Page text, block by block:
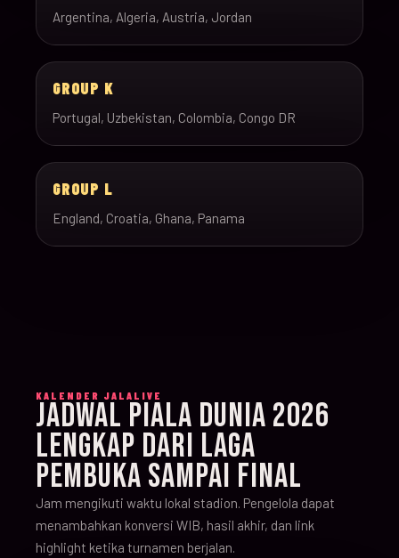
Argentina, Algeria, Austria, Jordan
GROUP K
Portugal, Uzbekistan, Colombia, Congo DR
GROUP L
England, Croatia, Ghana, Panama
KALENDER JALALIVE
JADWAL PIALA DUNIA 2026
LENGKAP DARI LAGA
PEMBUKA SAMPAI FINAL
Jam mengikuti waktu lokal stadion. Pengelola dapat
menambahkan konversi WIB, hasil akhir, dan link
highlight ketika turnamen berjalan.